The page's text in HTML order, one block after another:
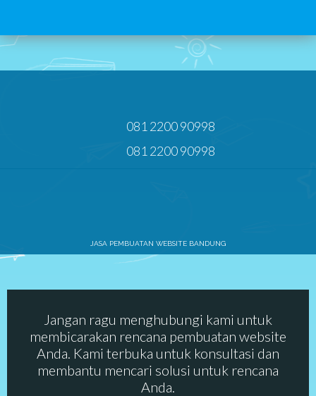
081 2200 90998
081 2200 90998
JASA PEMBUATAN WEBSITE BANDUNG
Jangan ragu menghubungi kami untuk
membicarakan rencana pembuatan website
Anda. Kami terbuka untuk konsultasi dan
membantu mencari solusi untuk rencana
Anda.